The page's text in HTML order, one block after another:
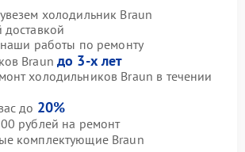
холодильник Braun
доставкой
наши работы по ремонту
Braunдо 3-х лет
холодильников Braun в течении
до 20%
рублей на ремонт
комплектующие Braun